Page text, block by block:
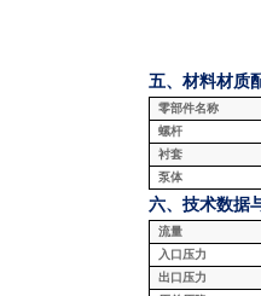
五、材料材质
零部件名称
螺杆
衬套
泵体
六、技术数据
流量
入口压力
出口压力